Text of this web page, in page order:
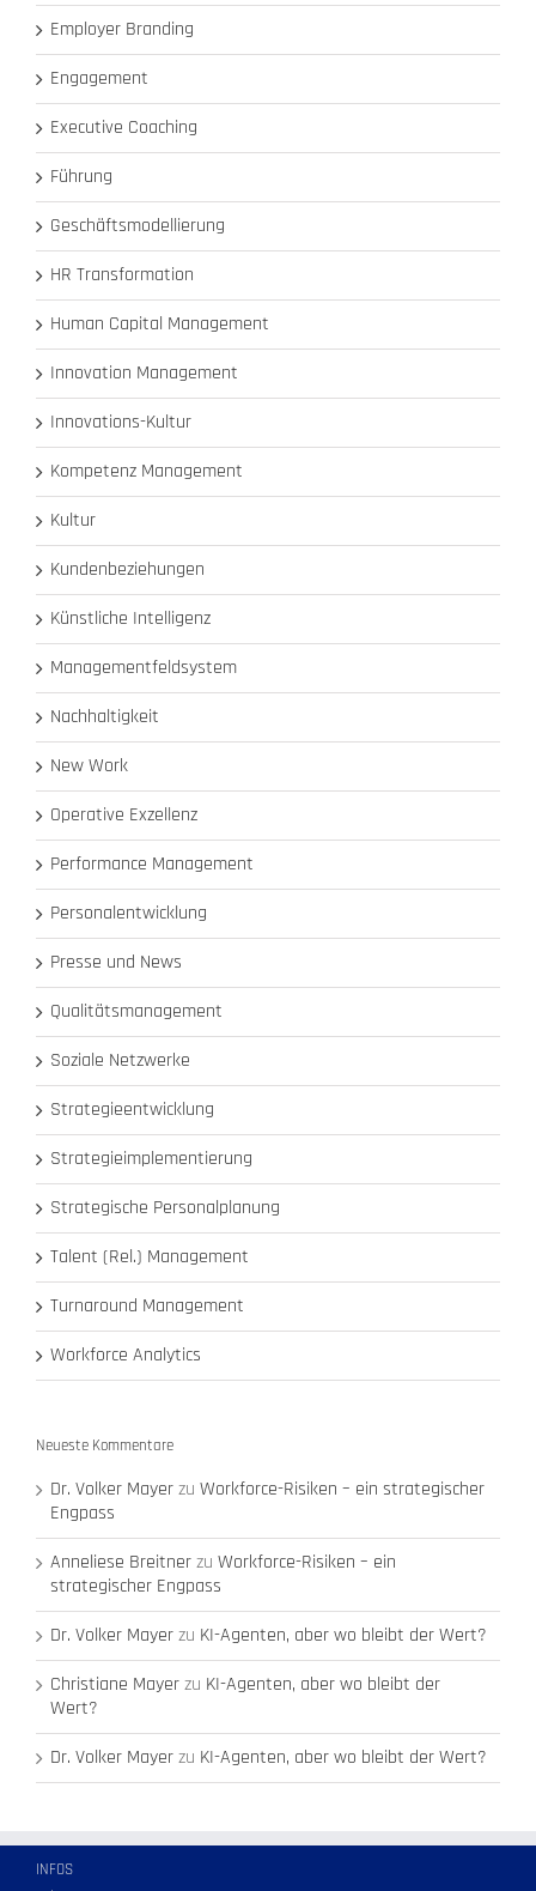
Employer Branding
Engagement
Executive Coaching
Führung
Geschäftsmodellierung
HR Transformation
Human Capital Management
Innovation Management
Innovations-Kultur
Kompetenz Management
Kultur
Kundenbeziehungen
Künstliche Intelligenz
Managementfeldsystem
Nachhaltigkeit
New Work
Operative Exzellenz
Performance Management
Personalentwicklung
Presse und News
Qualitätsmanagement
Soziale Netzwerke
Strategieentwicklung
Strategieimplementierung
Strategische Personalplanung
Talent (Rel.) Management
Turnaround Management
Workforce Analytics
Neueste Kommentare
Dr. Volker Mayerzu Workforce-Risiken – ein strategischer
Engpass
Anneliese Breitnerzu Workforce-Risiken – ein
strategischer Engpass
Dr. Volker Mayerzu KI-Agenten, aber wo bleibt der Wert?
Christiane Mayerzu KI-Agenten, aber wo bleibt der
Wert?
Dr. Volker Mayerzu KI-Agenten, aber wo bleibt der Wert?
INFOS